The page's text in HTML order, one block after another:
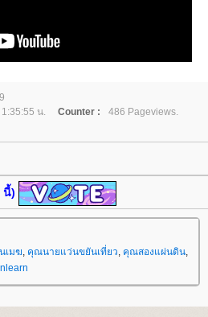
น. Counter :
486 Pageviews.
นี้)
เมฆ, คุณนายแว่นขยันเที่ยว, คุณสองแผ่นดิน,